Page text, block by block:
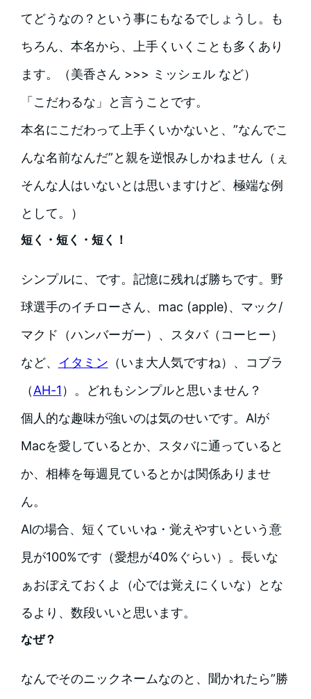
てどうなの？という事にもなるでしょうし。も
ちろん、本名から、上手くいくことも多くあり
ます。（美香さん >>> ミッシェル など）
「こだわるな」と言うことです。
本名にこだわって上手くいかないと、”なんでこ
んな名前なんだ”と親を逆恨みしかねません（ぇ
そんな人はいないとは思いますけど、極端な例
として。）
短く・短く・短く！
シンプルに、です。記憶に残れば勝ちです。野
球選手のイチローさん、mac (apple)、マック/
マクド（ハンバーガー）、スタバ（コーヒー）
など、
イタミン （いま大人気ですね）、コブラ
（AH-1 ）。どれもシンプルと思いません？
個人的な趣味が強いのは気のせいです。Alが
Macを愛しているとか、スタバに通っていると
か、相棒を毎週見ているとかは関係ありませ
ん。
Alの場合、短くていいね・覚えやすいという意
見が100%です（愛想が40%ぐらい）。長いな
ぁおぼえておくよ（心では覚えにくいな）とな
るより、数段いいと思います。
なぜ？
なんでそのニックネームなのと、聞かれたら”勝